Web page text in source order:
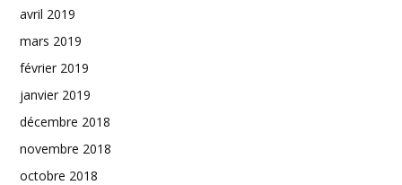
avril 2019
mars 2019
février 2019
janvier 2019
décembre 2018
novembre 2018
octobre 2018